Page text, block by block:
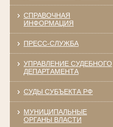
СПРАВОЧНАЯ
ИНФОРМАЦИЯ
ПРЕСС-СЛУЖБА
УПРАВЛЕНИЕ СУДЕБНОГО
ДЕПАРТАМЕНТА
СУДЫ СУБЪЕКТА РФ
МУНИЦИПАЛЬНЫЕ
ОРГАНЫ ВЛАСТИ